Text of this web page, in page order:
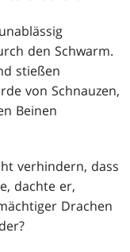
den Schwarm.
stießen
von Schnauzen,
Beinen
verhindern, dass
dachte er,
Drachen